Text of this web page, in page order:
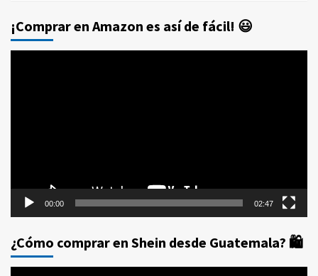
¡Comprar en Amazon es así de fácil! 😃
00:00 02:47
¿Cómo comprar en Shein desde Guatemala? 🛍️